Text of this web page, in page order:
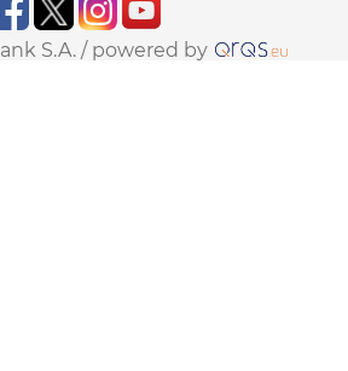
S.A. / powered by